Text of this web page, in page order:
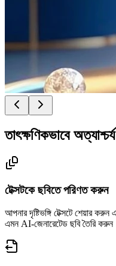
তাৎক্ষণিকভাবে
টেক্সটকে ছবিতে পরিণত করুন
আপনার দৃষ্টিভঙ্গি টেক্সটে শেয়ার
এমন AI-জেনারেটেড ছবি তৈরি